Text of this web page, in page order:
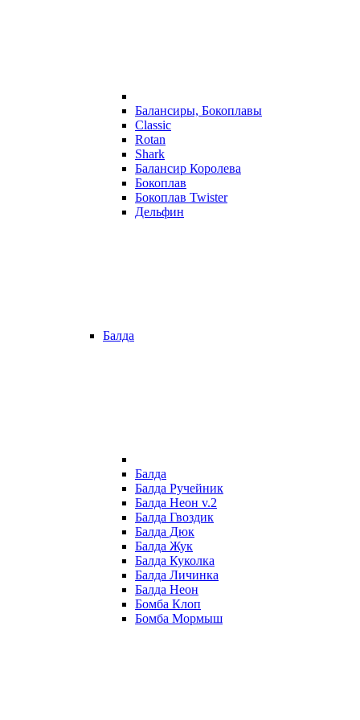
Балансиры, Бокоплавы
Classic
Rotan
Shark
Балансир Королева
Бокоплав
Бокоплав Twister
Дельфин
Балда
Балда
Балда Ручейник
Балда Неон v.2
Балда Гвоздик
Балда Дюк
Балда Жук
Балда Куколка
Балда Личинка
Балда Неон
Бомба Клоп
Бомба Мормыш